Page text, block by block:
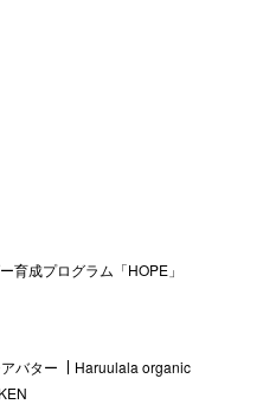
育成プログラム「HOPE」
バター
Haruulala organic